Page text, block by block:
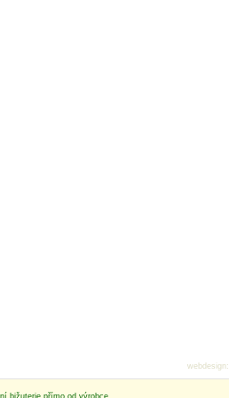
bižuterie přímo od výrobce
webdesign: